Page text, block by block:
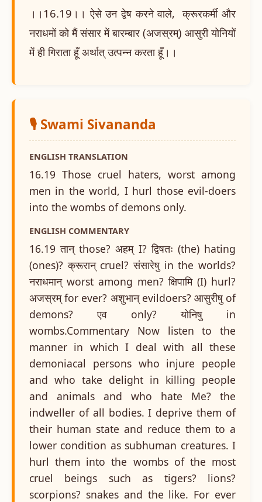
।।16.19।। ऐसे उन द्वेष करने वाले, क्रूरकर्मी और
नराधमों को मैं संसार में बारम्बार (अजस्रम्) आसुरी योनियों
में ही गिराता हूँ अर्थात् उत्पन्न करता हूँ।।
🎙️ Swami Sivananda
ENGLISH TRANSLATION
16.19 Those cruel haters, worst among
men in the world, I hurl those evil-doers
into the wombs of demons only.
ENGLISH COMMENTARY
16.19 तान् those? अहम् I? द्विषतः (the) hating
(ones)? क्रूरान् cruel? संसारेषु in the worlds?
नराधमान् worst among men? क्षिपामि (I) hurl?
अजस्रम् for ever? अशुभान् evildoers? आसुरीषु of
demons? एव only? योनिषु in
wombs.Commentary Now listen to the
manner in which I deal with all these
demoniacal persons who injure people
and who take delight in killing people
and animals and who hate Me? the
indweller of all bodies. I deprive them of
their human state and reduce them to a
lower condition as subhuman creatures. I
hurl them into the wombs of the most
cruel beings such as tigers? lions?
scorpions? snakes and the like. For ever